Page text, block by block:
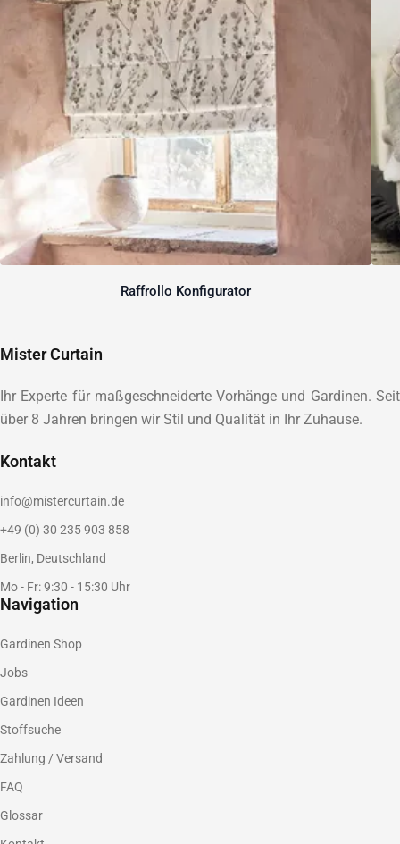
Raffrollo Konfigurator
Mister Curtain
Ihr Experte für maßgeschneiderte Vorhänge und Gardinen. Seit
über 8 Jahren bringen wir Stil und Qualität in Ihr Zuhause.
Kontakt
info@mistercurtain.de
+49 (0) 30 235 903 858
Berlin, Deutschland
Mo - Fr: 9:30 - 15:30 Uhr
Navigation
Gardinen Shop
Jobs
Gardinen Ideen
Stoffsuche
Zahlung / Versand
FAQ
Glossar